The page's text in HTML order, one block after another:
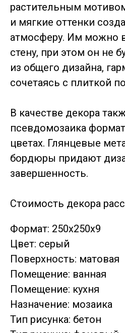
растительным
и мягкие оттенки
атмосферу. Им можно
стену, при этом он не
из общего дизайна,
сочетаясь с плиткой
В качестве декора
псевдомозаика
цветах. Глянцевые
бордюры придают
завершенность.
Стоимость декора
Формат: 250х250х9
Цвет: серый
Поверхность: матовая
Помещение: ванная
Помещение: кухня
Назначение: мозаика
Тип рисунка: бетон